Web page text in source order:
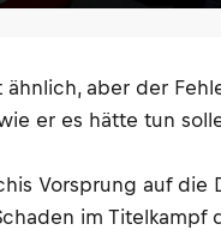
aber der
er es hätte tun
Vorsprung auf die
im Titelkampf